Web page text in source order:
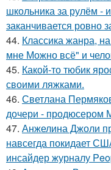
школьника за рулём -
заканчивается ровно
44. Классика жанра,
мне Можно всё" и
45. Какой-то тюбик
своими ляжками.
46. Светлана
дочери - продюсером
47. Анжелина Джоли
навсегда покидает
инсайдер журналу